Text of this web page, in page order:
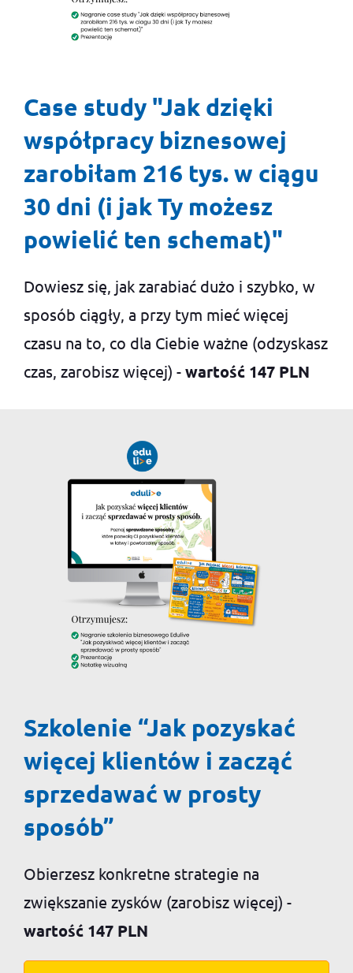
Case study "Jak dzięki
współpracy biznesowej
zarobiłam 216 tys. w ciągu
30 dni (i jak Ty możesz
powielić ten schemat)"
Dowiesz się, jak zarabiać dużo i szybko, w
sposób ciągły, a przy tym mieć więcej
czasu na to, co dla Ciebie ważne (odzyskasz
czas, zarobisz więcej) - wartość 147 PLN
Szkolenie “Jak pozyskać
więcej klientów i zacząć
sprzedawać w prosty
sposób”
Obierzesz konkretne strategie na
zwiększanie zysków (zarobisz więcej) -
wartość 147 PLN